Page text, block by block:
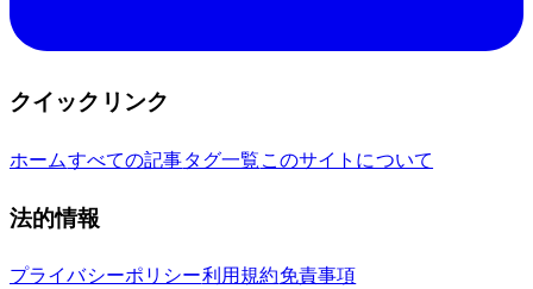
クイックリンク
ホームすべての記事タグ一覧 このサイトについて
法的情報
プライバシーポリシー利用規約免責事項